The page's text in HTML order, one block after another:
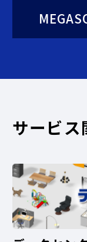
サービス